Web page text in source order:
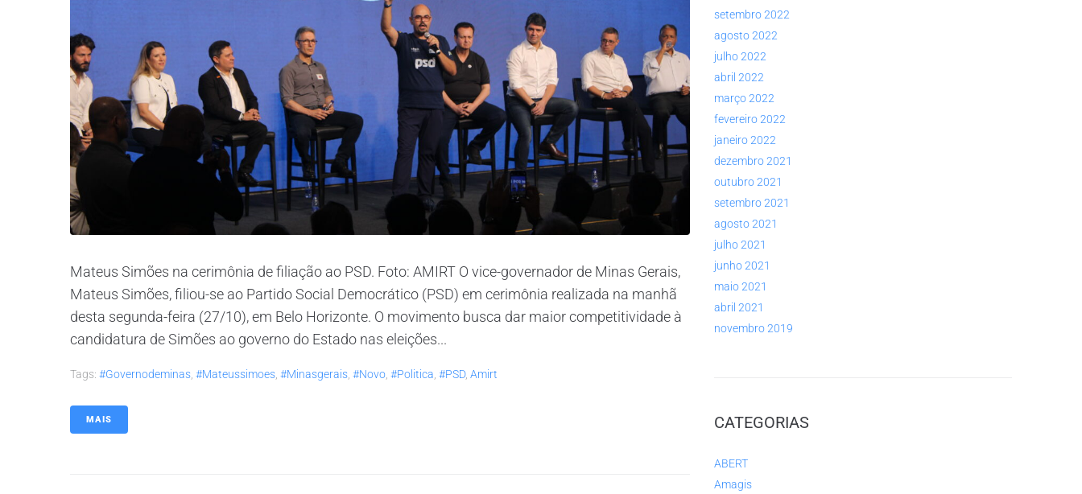
Mateus Simões na cerimônia de filiação ao PSD. Foto: AMIRT O vice-governador de Minas Gerais,
Mateus Simões, filiou-se ao Partido Social Democrático (PSD) em cerimônia realizada na manhã
desta segunda-feira (27/10), em Belo Horizonte. O movimento busca dar maior competitividade à
candidatura de Simões ao governo do Estado nas eleições...
Tags: #governodeminas #mateussimoes #minasgerais #Novo #politica #PSD, Amirt
MAIS
setembro 2022
agosto 2022
julho 2022
abril 2022
março 2022
fevereiro 2022
janeiro 2022
dezembro 2021
outubro 2021
setembro 2021
agosto 2021
julho 2021
junho 2021
maio 2021
abril 2021
novembro 2019
CATEGORIAS
ABERT
Amagis